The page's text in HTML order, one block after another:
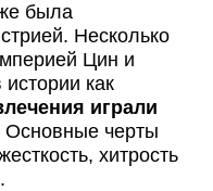
была
Несколько
Цин и
как
играли
Основные черты
хитрость